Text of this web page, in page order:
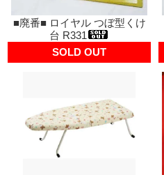
■廃番■ ロイヤル つぼ型くけ
台 R331
SOLD OUT